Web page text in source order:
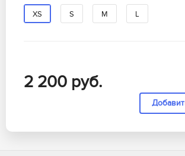
XS S M L
2 200 руб.